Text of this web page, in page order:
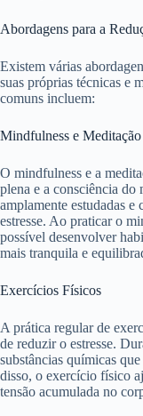
Abordagens para a
Existem várias
suas próprias técnicas e
comuns incluem:
Mindfulness e Meditação
O mindfulness e a
plena e a consciência do
amplamente estudadas
estresse. Ao praticar o
possível desenvolver
mais tranquila e
Exercícios Físicos
A prática regular de
de reduzir o estresse.
substâncias químicas
disso, o exercício físico
tensão acumulada no